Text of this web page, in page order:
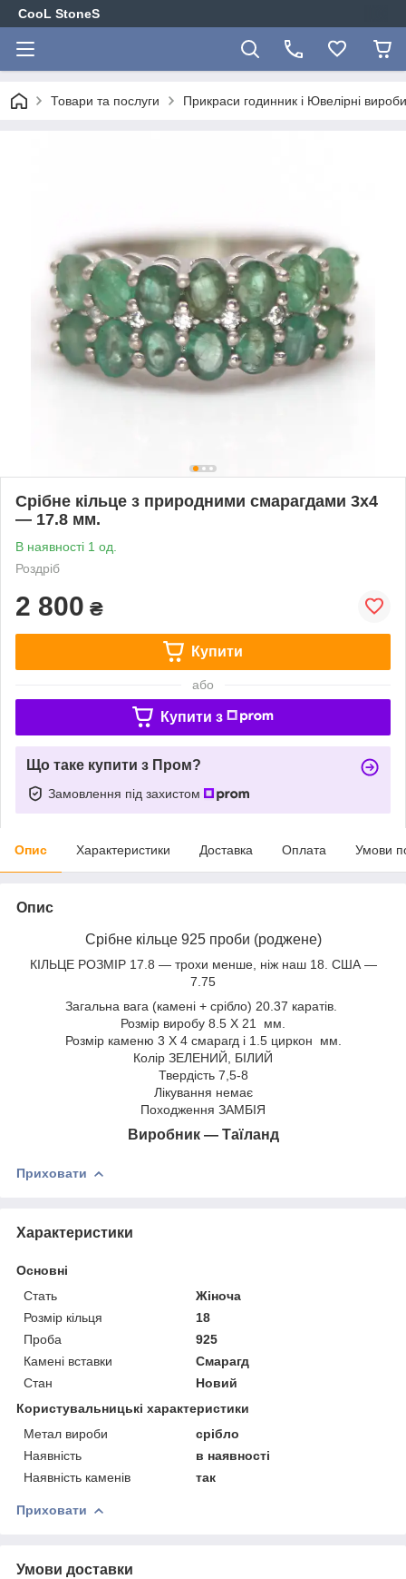
CooL StoneS
Товари та послуги Прикраси годинник і Ювелірні
Срібне кільце з природними смарагдами 3х4
— 17.8 мм.
В наявності 1 од.
Роздріб
2 800 ₴
Купити
або
Купити з
Що таке купити з Пром?
Замовлення під захистом
Опис Характеристики Доставка Оплата Умови
Опис
Срібне кільце 925 проби (роджене)
КІЛЬЦЕ РОЗМІР 17.8 — трохи менше, ніж наш 18. США —
7.75
Загальна вага (камені + срібло) 20.37 каратів.
Розмір виробу 8.5 X 21 мм.
Розмір каменю 3 X 4 смарагд і 1.5 циркон мм.
Колір ЗЕЛЕНИЙ, БІЛИЙ
Твердість 7,5-8
Лікування немає
Походження ЗАМБІЯ
Виробник — Таїланд
Приховати
Характеристики
Основні
Стать
Жіноча
Розмір кільця
18
Проба
925
Камені вставки
Смарагд
Стан
Новий
Користувальницькі характеристики
Метал вироби
срібло
Наявність
в наявності
Наявність каменів
так
Приховати
Умови доставки